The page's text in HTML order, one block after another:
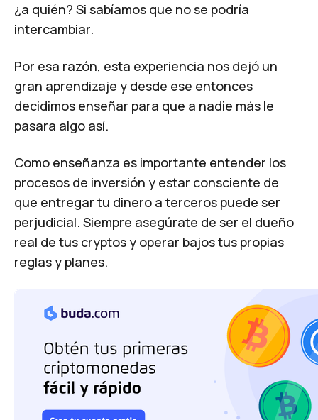
¿a quién? Si sabíamos que no se podría
intercambiar.
Por esa razón, esta experiencia nos dejó un
gran aprendizaje y desde ese entonces
decidimos enseñar para que a nadie más le
pasara algo así.
Como enseñanza es importante entender los
procesos de inversión y estar consciente de
que entregar tu dinero a terceros puede ser
perjudicial. Siempre asegúrate de ser el dueño
real de tus cryptos y operar bajos tus propias
reglas y planes.